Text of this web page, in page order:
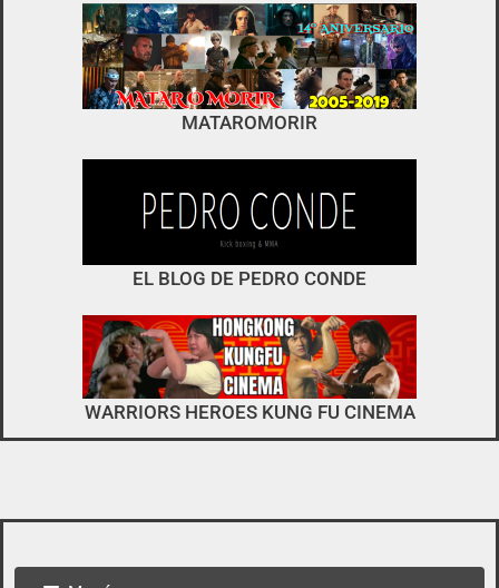
no es el típico de «llegar,
descargar y pirarse».
interactuar e integrarse
MATAROMORIR
EL BLOG DE PEDRO CONDE
WARRIORS HEROES KUNG FU CINEMA